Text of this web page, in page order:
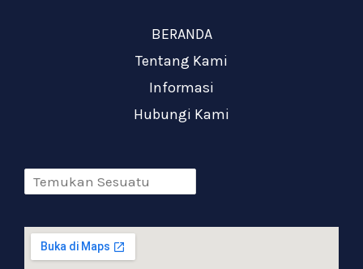
BERANDA
Tentang Kami
Informasi
Hubungi Kami